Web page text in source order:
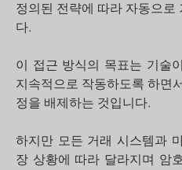
정의된 전략에 따라 자동으로
다.
이 접근 방식의 목표는 기술
지속적으로 작동하도록 하면
정을 배제하는 것입니다.
하지만 모든 거래 시스템과
장 상황에 따라 달라지며 암